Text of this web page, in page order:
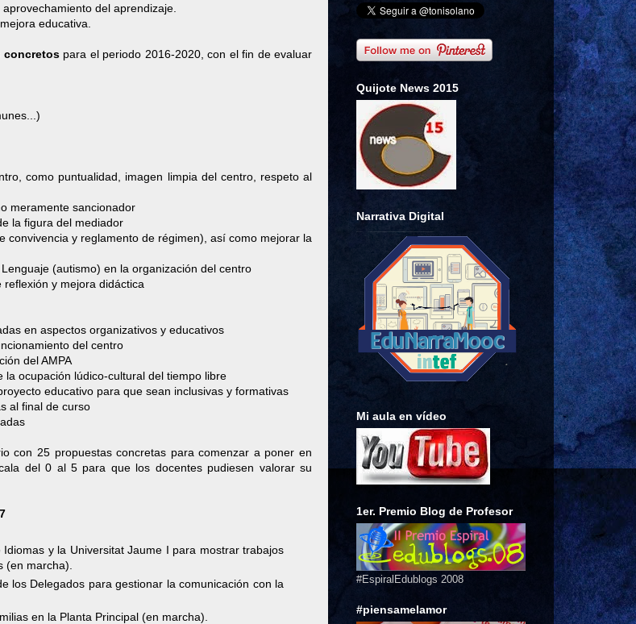
del aprendizaje.
educativa.
concretospara el periodo 2016-2020, con el fin de evaluar
como puntualidad, imagen limpia del centro, respeto al
meramente sancionador
la figura del mediador
convivencia y reglamento de régimen), así como mejorar la
(autismo) en la organización del centro
y mejora didáctica
en aspectos organizativos y educativos
del centro
del AMPA
ocupación lúdico-cultural del tiempo libre
educativo para que sean inclusivas y formativas
al final de curso
con 25 propuestas concretas para comenzar a poner en
del 0 al 5 para que los docentes pudiesen valorar su
y la Universitat Jaume I para mostrar trabajos
(en marcha).
los Delegados para gestionar la comunicación con la
en la Planta Principal (en marcha).
Quijote News 2015
Narrativa Digital
Mi aula en vídeo
1er. Premio Blog de Profesor
#EspiralEdublogs 2008
#piensamelamor